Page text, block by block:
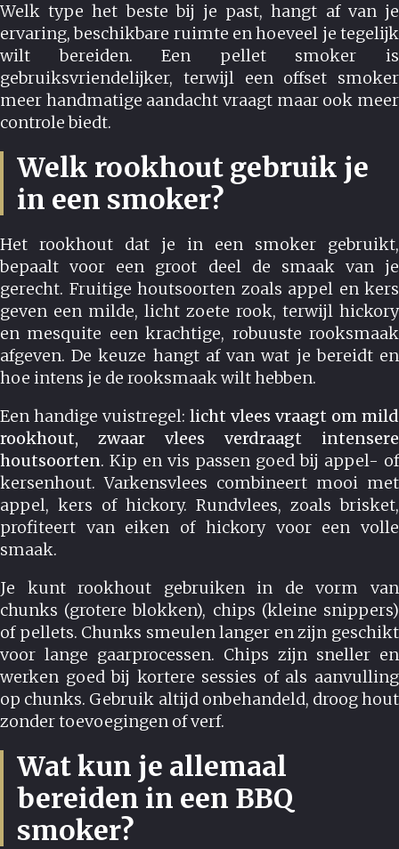
Welk type het beste bij je past, hangt af van je
ervaring, beschikbare ruimte en hoeveel je tegelijk
wilt bereiden. Een pellet smoker is
gebruiksvriendelijker, terwijl een offset smoker
meer handmatige aandacht vraagt maar ook meer
controle biedt.
Welk rookhout gebruik je
in een smoker?
Het rookhout dat je in een smoker gebruikt,
bepaalt voor een groot deel de smaak van je
gerecht. Fruitige houtsoorten zoals appel en kers
geven een milde, licht zoete rook, terwijl hickory
en mesquite een krachtige, robuuste rooksmaak
afgeven. De keuze hangt af van wat je bereidt en
hoe intens je de rooksmaak wilt hebben.
Een handige vuistregel: licht vlees vraagt om mild
rookhout, zwaar vlees verdraagt intensere
houtsoorten. Kip en vis passen goed bij appel- of
kersenhout. Varkensvlees combineert mooi met
appel, kers of hickory. Rundvlees, zoals brisket,
profiteert van eiken of hickory voor een volle
smaak.
Je kunt rookhout gebruiken in de vorm van
chunks (grotere blokken), chips (kleine snippers)
of pellets. Chunks smeulen langer en zijn geschikt
voor lange gaarprocessen. Chips zijn sneller en
werken goed bij kortere sessies of als aanvulling
op chunks. Gebruik altijd onbehandeld, droog hout
zonder toevoegingen of verf.
Wat kun je allemaal
bereiden in een BBQ
smoker?